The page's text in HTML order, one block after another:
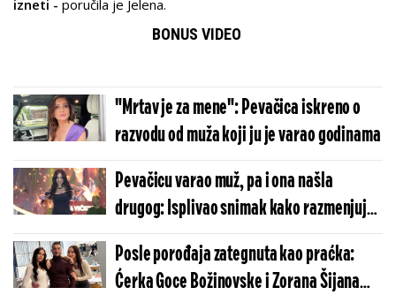
izneti - poručila je Jelena.
BONUS VIDEO
"Mrtav je za mene": Pevačica iskreno o
razvodu od muža koji ju je varao godinama
Pevačicu varao muž, pa i ona našla
drugog: Isplivao snimak kako razmenjuju
nežnosti
Posle porođaja zategnuta kao praćka:
Ćerka Goce Božinovske i Zorana Šijana